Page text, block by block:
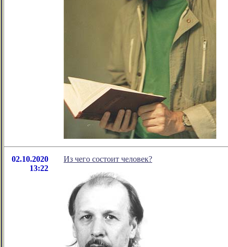
02.10.2020
13:22
Из чего состоит человек?